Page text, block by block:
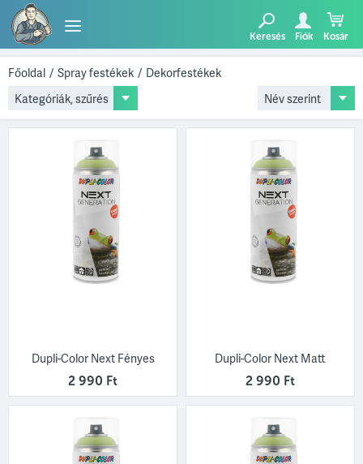
TERMÉKEK
Keresés Fiók Kosár
Főoldal / Spray festékek / Dekorfestékek
Kategóriák, szűrés
Dupli-Color Next Fényes
2 990 Ft
Dupli-Color Next Matt
2 990 Ft